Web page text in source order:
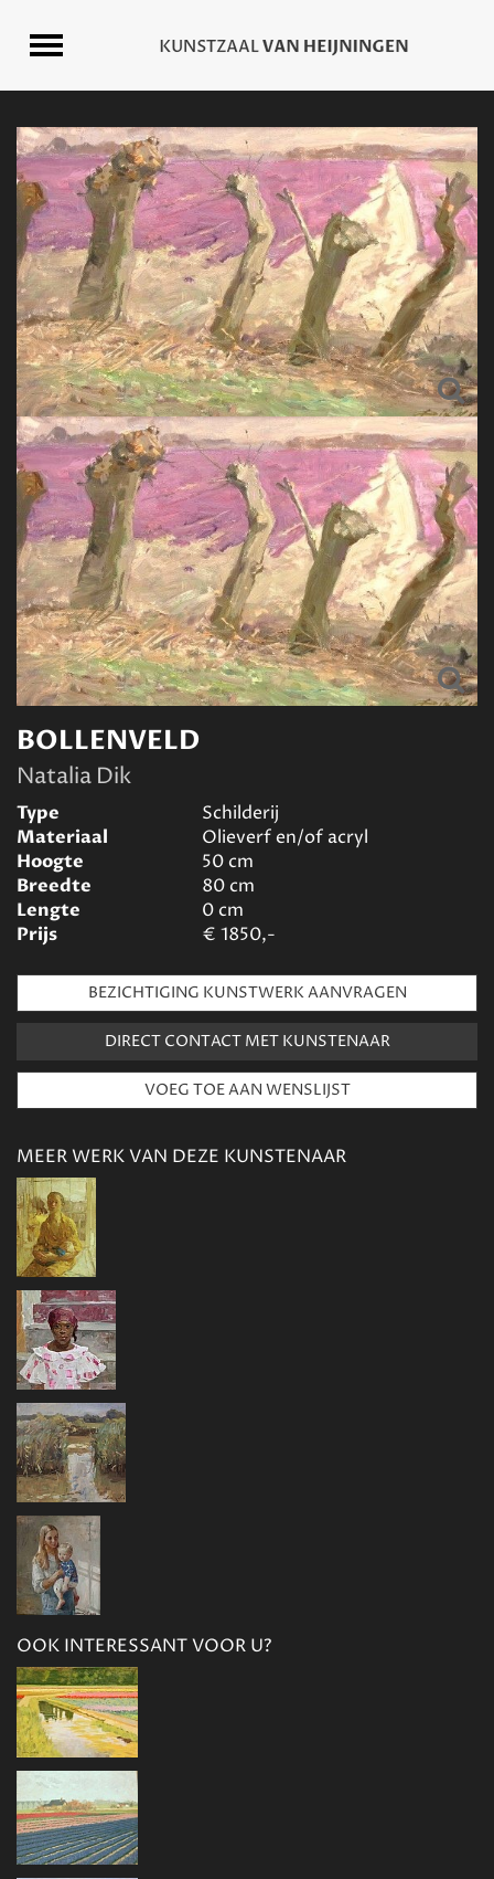
BOLLENVELD
Natalia Dik
Type
Schilderij
Materiaal
Olieverf en/of acryl
Hoogte
50cm
Breedte
80cm
Lengte
0cm
Prijs
€ 1850,-
BEZICHTIGING KUNSTWERK AANVRAGEN
DIRECT CONTACT MET KUNSTENAAR
MEER WERK VAN DEZE KUNSTENAAR
OOK INTERESSANT VOOR U?